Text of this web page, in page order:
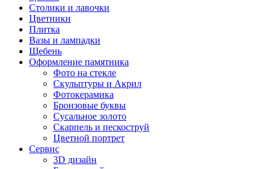
Столики и лавочки
Цветники
Плитка
Вазы и лампадки
Щебень
Оформление памятника
Фото на стекле
Скульптуры и Акрил
Фотокерамика
Бронзовые буквы
Сусальное золото
Скарпель и пескоструй
Цветной портрет
Сервис
3D дизайн